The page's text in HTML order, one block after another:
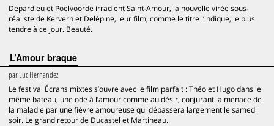
Depardieu et Poelvoorde irradient Saint-Amour, la nouvelle virée sous-
réaliste de Kervern et Delépine, leur film, comme le titre l’indique, le plus
tendre à ce jour. Beauté.
L’Amour braque
parLuc Hernandez
Le festival Écrans mixtes s’ouvre avec le film parfait : Théo et Hugo dans le
même bateau, une ode à l’amour comme au désir, conjurant la menace de
la maladie par une fièvre amoureuse qui dépassera largement le samedi
soir. Le grand retour de Ducastel et Martineau.